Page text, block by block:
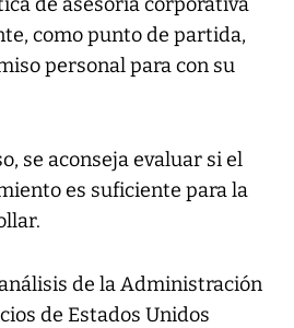
como punto de partida,
personal para con su
se aconseja evaluar si el
es suficiente para la
de la Administración
de Estados Unidos